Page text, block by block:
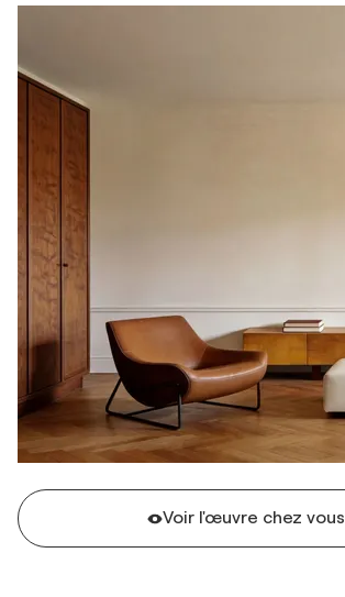
Voir l'œuvre chez vous